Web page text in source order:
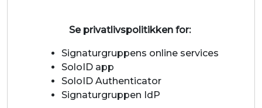
Se privatlivspolitikken for:
Signaturgruppens online services
SoloID app
SoloID Authenticator
Signaturgruppen IdP